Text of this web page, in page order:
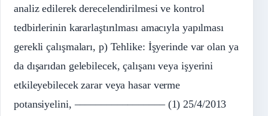
analiz edilerek derecelendirilmesi ve kontrol
tedbirlerinin kararlaştırılması amacıyla yapılması
gerekli çalışmaları, p) Tehlike: İşyerinde var olan ya
da dışarıdan gelebilecek, çalışanı veya işyerini
etkileyebilecek zarar veya hasar verme
potansiyelini, ––––––––––––––––– (1) 25/4/2013